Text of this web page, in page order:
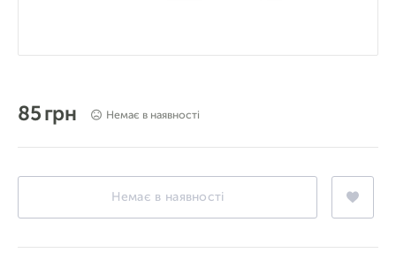
85 грн Немає в наявності
Немає в наявності